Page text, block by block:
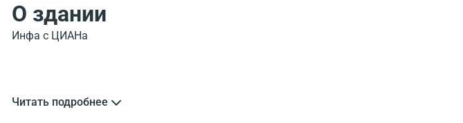
О здании
Инфа с ЦИАНа
Читать подробнее